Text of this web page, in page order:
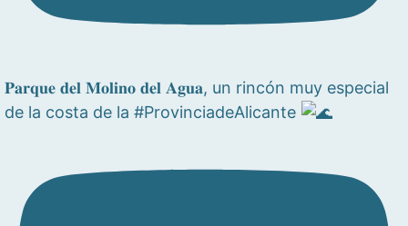
𝐏𝐚𝐫𝐪𝐮𝐞 𝐝𝐞𝐥 𝐌𝐨𝐥𝐢𝐧𝐨 𝐝𝐞𝐥 𝐀𝐠𝐮𝐚, un rincón muy especial
de la costa de la #ProvinciadeAlicante